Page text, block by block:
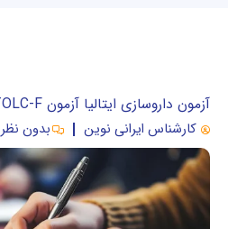
آزمون داروسازی ایتالیا آزمون TOLC-F تولک اف
کارشناس ایرانی نوین بدون نظر